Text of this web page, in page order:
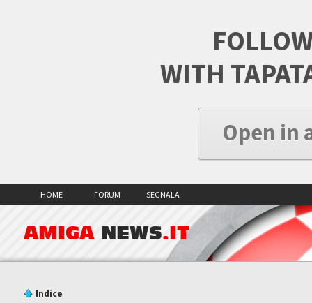
WITH
Open in
HOME FORUM SEGNALA
AMIGA NEWS.IT
Indice